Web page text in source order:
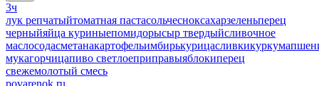
3ч
лук репчатыйтоматная пастасольчесноксахарзеленьперец
черныйяйца куриныепомидорысыр твердыйсливочное
маслосодасметанакартофельимбирькурицасливкикуркума
мукагорчицапиво светлоеприправыяблокиперец
свежемолотый смесь